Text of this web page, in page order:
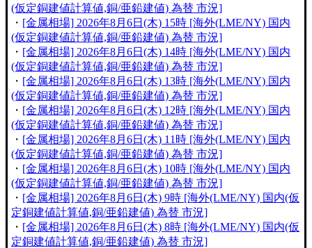
(仮定銅建値計算値,銅/亜鉛建値) 為替 市況]
・ [金属相場] 2026年8月6日(木) 15時 [海外(LME/NY) 国内
(仮定銅建値計算値,銅/亜鉛建値) 為替 市況]
・ [金属相場] 2026年8月6日(木) 14時 [海外(LME/NY) 国内
(仮定銅建値計算値,銅/亜鉛建値) 為替 市況]
・ [金属相場] 2026年8月6日(木) 13時 [海外(LME/NY) 国内
(仮定銅建値計算値,銅/亜鉛建値) 為替 市況]
・ [金属相場] 2026年8月6日(木) 12時 [海外(LME/NY) 国内
(仮定銅建値計算値,銅/亜鉛建値) 為替 市況]
・ [金属相場] 2026年8月6日(木) 11時 [海外(LME/NY) 国内
(仮定銅建値計算値,銅/亜鉛建値) 為替 市況]
・ [金属相場] 2026年8月6日(木) 10時 [海外(LME/NY) 国内
(仮定銅建値計算値,銅/亜鉛建値) 為替 市況]
・ [金属相場] 2026年8月6日(木) 9時 [海外(LME/NY) 国内(仮
定銅建値計算値,銅/亜鉛建値) 為替 市況]
・ [金属相場] 2026年8月6日(木) 8時 [海外(LME/NY) 国内(仮
定銅建値計算値,銅/亜鉛建値) 為替 市況]